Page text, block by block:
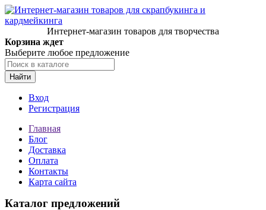
Интернет-магазин товаров для творчества
Корзина ждет
Выберите любое предложение
Найти
Вход
Регистрация
Главная
Блог
Доставка
Оплата
Контакты
Карта сайта
Каталог предложений